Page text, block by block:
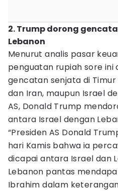
2. Trump dorong
Lebanon
Menurut analis pasar
penguatan rupiah sore ini
gencatan senjata di
dan Iran, maupun Israel
AS, Donald Trump
antara Israel dengan
“Presiden AS Donald
hari Kamis bahwa ia
dicapai antara Israel dan
Lebanon pantas
Ibrahim dalam